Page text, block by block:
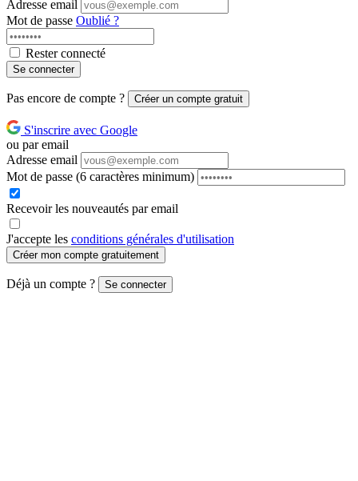
Adresse email
Mot de passe Oublié ?
Rester connecté
Se connecter
Pas encore de compte ? Créer un compte gratuit
S'inscrire avec Google
ou par email
Adresse email
Mot de passe (6 caractères minimum)
Recevoir les nouveautés par email
J'accepte les conditions générales d'utilisation
Créer mon compte gratuitement
Déjà un compte ? Se connecter